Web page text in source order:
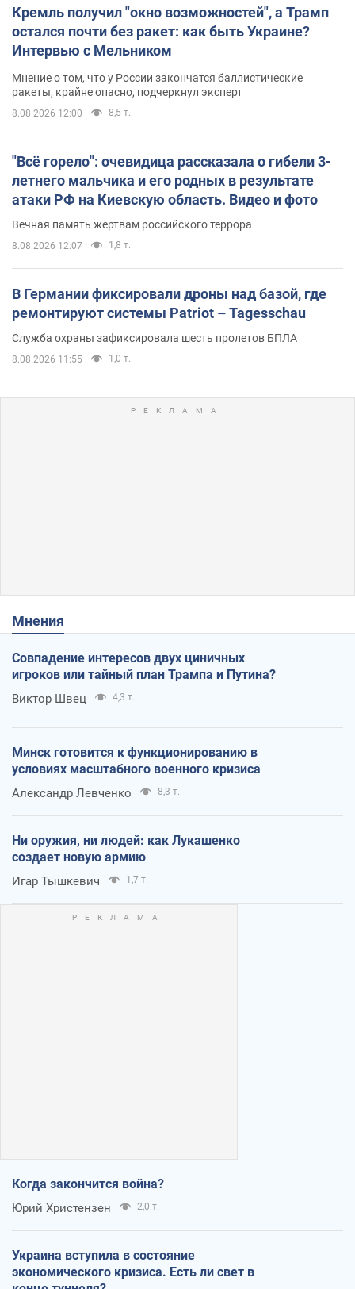
Кремль получил "окно возможностей", а Трамп
остался почти без ракет: как быть Украине?
Интервью с Мельником
Мнение о том, что у России закончатся баллистические
ракеты, крайне опасно, подчеркнул эксперт
8.08.2026 12:00 8,5 т.
"Всё горело": очевидица рассказала о гибели 3-
летнего мальчика и его родных в результате
атаки РФ на Киевскую область. Видео и фото
Вечная память жертвам российского террора
8.08.2026 12:07 1,8 т.
В Германии фиксировали дроны над базой, где
ремонтируют системы Patriot – Tagesschau
Служба охраны зафиксировала шесть пролетов БПЛА
8.08.2026 11:55 1,0 т.
Мнения
Совпадение интересов двух циничных
игроков или тайный план Трампа и Путина?
Виктор Швец 4,3 т.
Минск готовится к функционированию в
условиях масштабного военного кризиса
Александр Левченко 8,3 т.
Ни оружия, ни людей: как Лукашенко
создает новую армию
Игар Тышкевич 1,7 т.
Когда закончится война?
Юрий Христензен 2,0 т.
Украина вступила в состояние
экономического кризиса. Есть ли свет в